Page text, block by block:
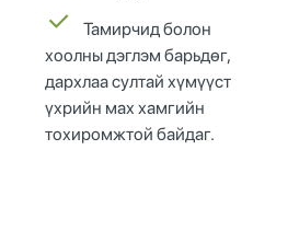
Тамирчид болон
хоолны дэглэм барьдөг,
дархлаа султай хүмүүст
үхрийн мах хамгийн
тохиромжтой байдаг.